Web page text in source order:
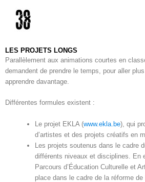
contenu
LES PROJETS LONGS
Parallèlement aux animations courtes en
demandent de prendre le temps, pour aller
apprendre davantage.
Différentes formules existent :
Le projet EKLA (www.ekla.be), qui
d’artistes et des projets créatifs en
Les projets soutenus dans le cadre
différents niveaux et disciplines. En
Parcours d’Éducation Culturelle et
place dans le cadre de la réforme de